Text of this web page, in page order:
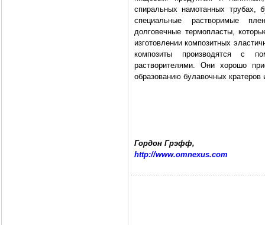
спиральных намотанных трубах,
специальные растворимые
долговечные термопласты,
изготовлении композитных
композиты производятся с
растворителями. Они хорошо
образованию булавочных кратеров
Гордон Грэфф,
http://www.omnexus.com